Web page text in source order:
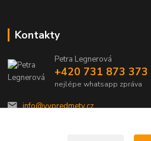
Kontakty
Petra Legnerová
+420 731 873 373
nejlépe whatsapp zpráva
info@vvpredmety.cz